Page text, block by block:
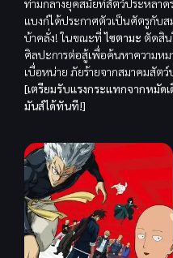
ท่ามกลางยุคสมัยที่สัตว์ประหลา
แบงก์ได้ประกาศตัวเป็นศัตรูกับส
บ้าคลั่ง! ในขณะที่ไซตามะ ตัดสิน
ศิลปะการต่อสู้เพื่อค้นหาความหม
เบื่อหน่าย ภัยร้ายจากสมาคมสัต
[เตรียมรับแรงกระแทกจากหมัด
มันส์ได้ทันที!]